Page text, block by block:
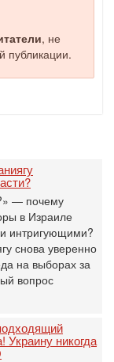
, не
публикации.
— почему
в Израиле
интригующими?
снова уверенно
на выборах за
вопрос
никогда